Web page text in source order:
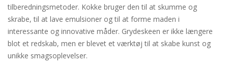
tilberedningsmetoder. Kokke bruger den til at skumme og
skrabe, til at lave emulsioner og til at forme maden i
interessante og innovative måder. Grydeskeen er ikke længere
blot et redskab, men er blevet et værktøj til at skabe kunst og
unikke smagsoplevelser.